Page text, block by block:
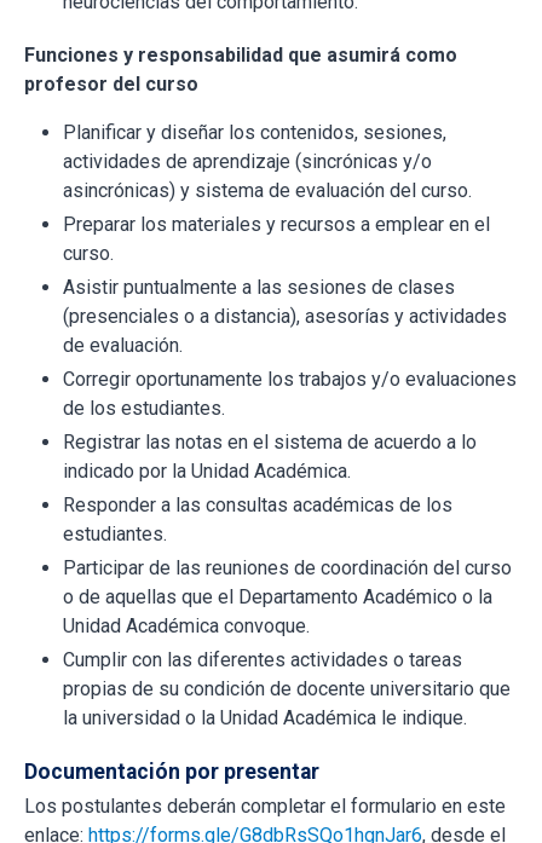
Funciones y responsabilidad que asumirá como
profesor del curso
Planificar y diseñar los contenidos, sesiones,
actividades de aprendizaje (sincrónicas y/o
asincrónicas) y sistema de evaluación del curso.
Preparar los materiales y recursos a emplear en el
curso.
Asistir puntualmente a las sesiones de clases
(presenciales o a distancia), asesorías y actividades
de evaluación.
Corregir oportunamente los trabajos y/o evaluaciones
de los estudiantes.
Registrar las notas en el sistema de acuerdo a lo
indicado por la Unidad Académica.
Responder a las consultas académicas de los
estudiantes.
Participar de las reuniones de coordinación del curso
o de aquellas que el Departamento Académico o la
Unidad Académica convoque.
Cumplir con las diferentes actividades o tareas
propias de su condición de docente universitario que
la universidad o la Unidad Académica le indique.
Documentación por presentar
Los postulantes deberán completar el formulario en este
enlace: https://forms.gle/G8dbRsSQo1hgnJar6, desde el